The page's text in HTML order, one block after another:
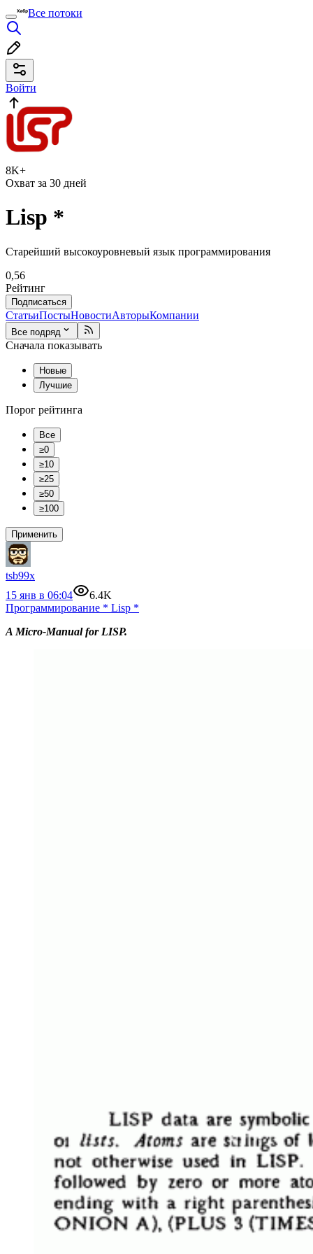
Все потоки
Войти
8K+
Охват за 30 дней
Lisp *
Старейший высокоуровневый язык программирования
0,56
Рейтинг
Подписаться
СтатьиПостыНовостиАвторыКомпании
Все подряд
Сначала показывать
Новые
Лучшие
Порог рейтинга
Все
≥0
≥10
≥25
≥50
≥100
Применить
tsb99x
15 янв в 06:04
6.4K
Программирование * Lisp *
A Micro-Manual for LISP.